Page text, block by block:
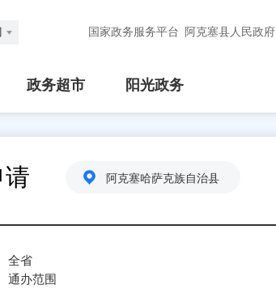
国家政务服务平台 阿克塞县人民政府
政务超市 阳光政务
阿克塞哈萨克族自治县
全省
通办范围